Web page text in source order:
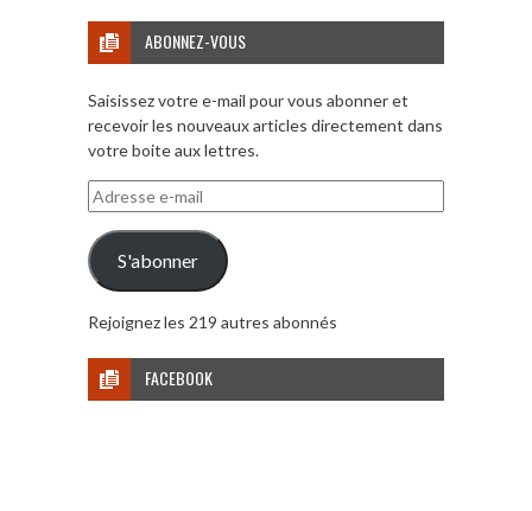
ABONNEZ-VOUS
Saisissez votre e-mail pour vous abonner et
recevoir les nouveaux articles directement dans
votre boite aux lettres.
Adresse
e-
mail
S'abonner
Rejoignez les 219 autres abonnés
FACEBOOK